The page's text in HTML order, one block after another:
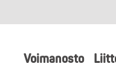
Voimanosto